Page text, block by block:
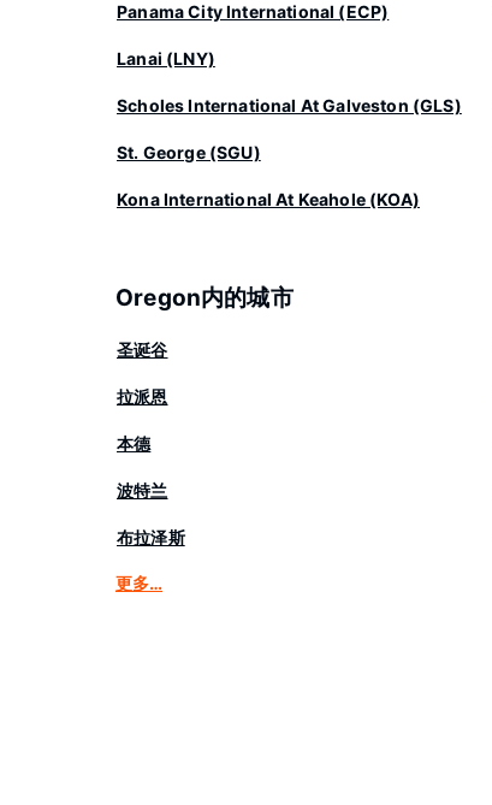
Panama City International (ECP)
Lanai (LNY)
Scholes International At Galveston (GLS)
St. George (SGU)
Kona International At Keahole (KOA)
Oregon内的城市
圣诞谷
拉派恩
本德
波特兰
布拉泽斯
更多…